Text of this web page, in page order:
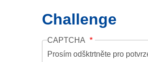
Challenge
CAPTCHA
Prosím odšktrtněte pro